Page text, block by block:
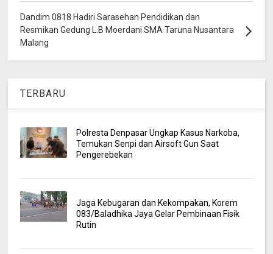
Dandim 0818 Hadiri Sarasehan Pendidikan dan
Resmikan Gedung L.B Moerdani SMA Taruna Nusantara
Malang
TERBARU
Polresta Denpasar Ungkap Kasus Narkoba,
Temukan Senpi dan Airsoft Gun Saat
Pengerebekan
Jaga Kebugaran dan Kekompakan, Korem
083/Baladhika Jaya Gelar Pembinaan Fisik
Rutin